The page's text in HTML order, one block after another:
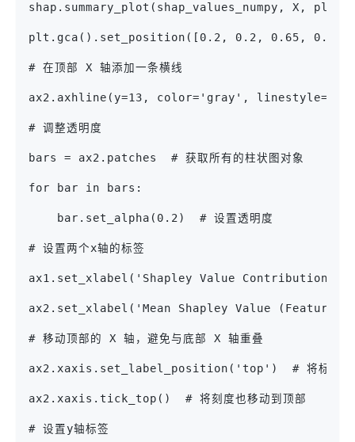
shap.summary_plot(shap_values_numpy, X,
plt.gca().set_position([0.2, 0.2, 0.65, 0.65])  #
# 在顶部 X 轴添加一条横线
ax2.axhline(y=13, color='gray', linestyle='-',
# 调整透明度
bars = ax2.patches  # 获取所有的柱状图对象
for bar in bars:
    bar.set_alpha(0.2)  # 设置透明度
# 设置两个x轴的标签
ax1.set_xlabel('Shapley Value Contribution
ax2.set_xlabel('Mean Shapley Value (Feature
# 移动顶部的 X 轴，避免与底部 X 轴重叠
ax2.xaxis.set_label_position('top')  # 将标签移
ax2.xaxis.tick_top()  # 将刻度也移动到顶部
# 设置y轴标签